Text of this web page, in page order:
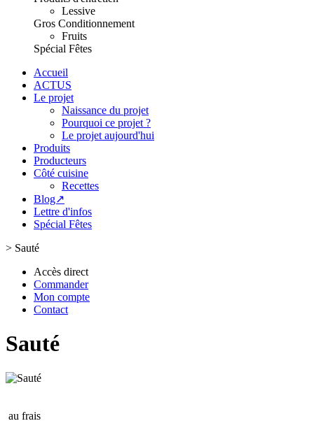
Lessive
Gros Conditionnement
Fruits
Spécial Fêtes
Accueil
ACTUS
Le projet
Naissance du projet
Pourquoi ce projet ?
Le projet aujourd'hui
Produits
Producteurs
Côté cuisine
Recettes
Blog↗
Lettre d'infos
Spécial Fêtes
> Sauté
Accès direct
Commander
Mon compte
Contact
Sauté
au frais